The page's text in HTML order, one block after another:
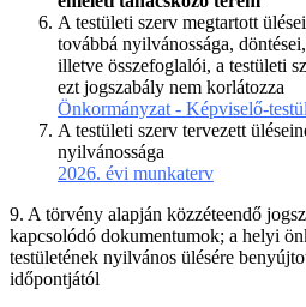
A testületi szerv megtartott
továbbá nyilvánossága,
illetve összefoglalói, a testületi
ezt jogszabály nem korlátozza
Önkormányzat - Képviselő-
A testületi szerv tervezett
nyilvánossága
2026. évi munkaterv
9. A törvény alapján közzéteendő
kapcsolódó dokumentumok; a helyi
testületének nyilvános ülésére
időpontjától